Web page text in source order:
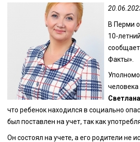
В Перми
10-
Факты».
что ребенок находился в социально
был поставлен на учет, так как
Он состоял на учете, а его родители не